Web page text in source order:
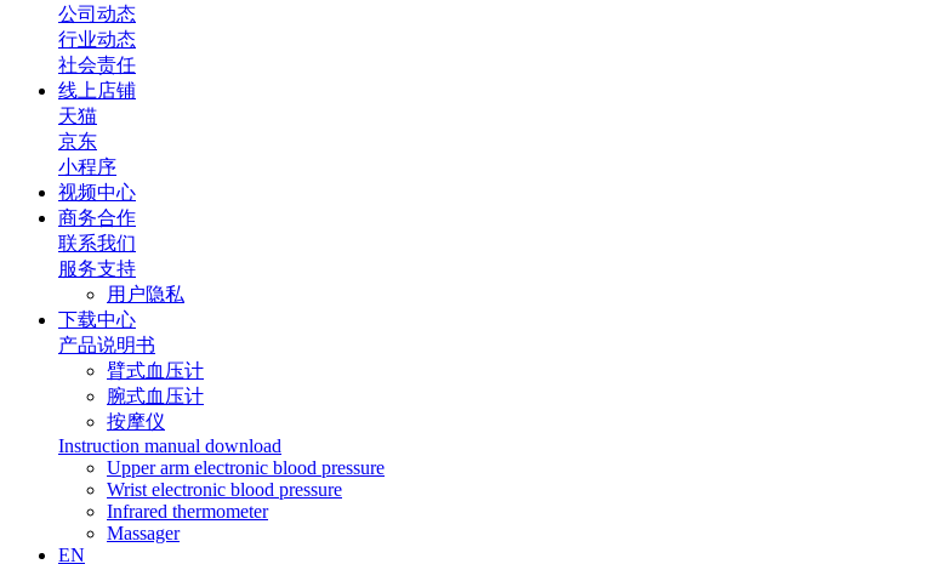
公司动态
行业动态
社会责任
线上店铺
天猫
京东
小程序
视频中心
商务合作
联系我们
服务支持
用户隐私
下载中心
产品说明书
臂式血压计
腕式血压计
按摩仪
Instruction manual download
Upper arm electronic blood pressure
Wrist electronic blood pressure
Infrared thermometer
Massager
EN